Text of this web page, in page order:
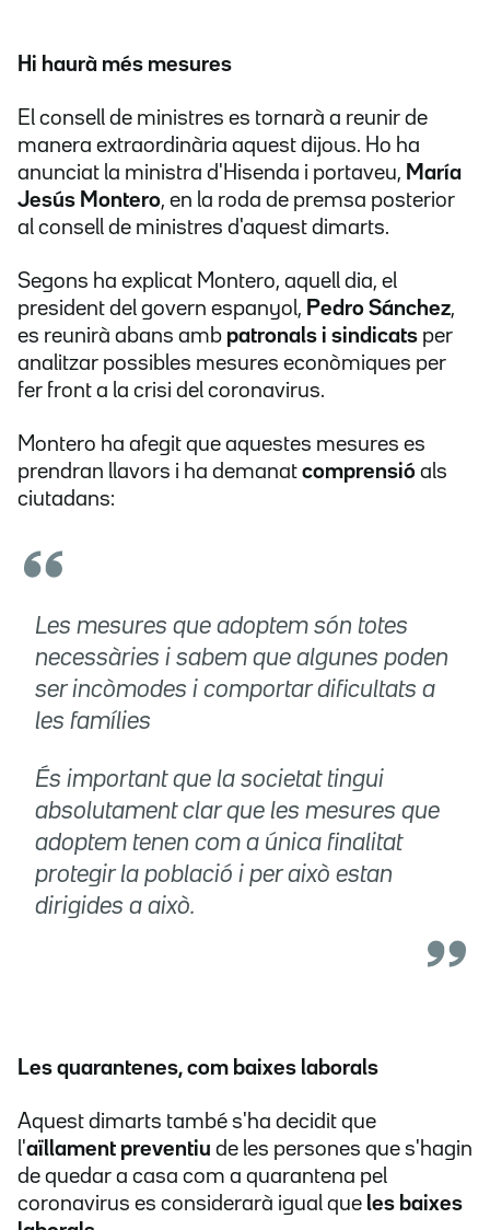
Hi haurà més mesures
El consell de ministres es tornarà a reunir de
manera extraordinària aquest dijous. Ho ha
anunciat la ministra d'Hisenda i portaveu, María
Jesús Montero, en la roda de premsa posterior
al consell de ministres d'aquest dimarts.
Segons ha explicat Montero, aquell dia, el
president del govern espanyol, Pedro Sánchez,
es reunirà abans amb patronals i sindicats per
analitzar possibles mesures econòmiques per
fer front a la crisi del coronavirus.
Montero ha afegit que aquestes mesures es
prendran llavors i ha demanat comprensió als
ciutadans:
Les mesures que adoptem són totes
necessàries i sabem que algunes poden
ser incòmodes i comportar dificultats a
les famílies
És important que la societat tingui
absolutament clar que les mesures que
adoptem tenen com a única finalitat
protegir la població i per això estan
dirigides a això.
Les quarantenes, com baixes laborals
Aquest dimarts també s'ha decidit que
l'aïllament preventiu de les persones que s'hagin
de quedar a casa com a quarantena pel
coronavirus es considerarà igual que les baixes